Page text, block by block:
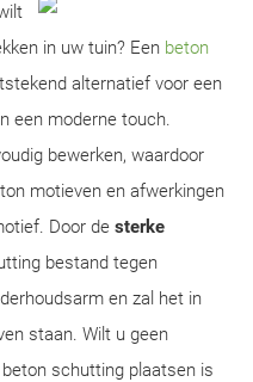
in uw tuin? Een beton
alternatief voor een
een moderne touch.
bewerken, waardoor
motieven en afwerkingen
Door de sterke
bestand tegen
en zal het in
staan. Wilt u geen
schutting plaatsen is